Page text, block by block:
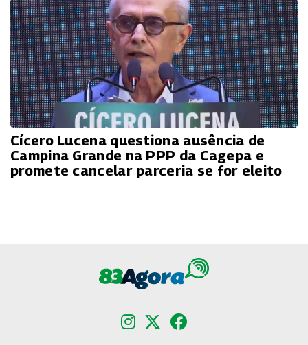
Cícero Lucena questiona ausência de
Campina Grande na PPP da Cagepa e
promete cancelar parceria se for eleito